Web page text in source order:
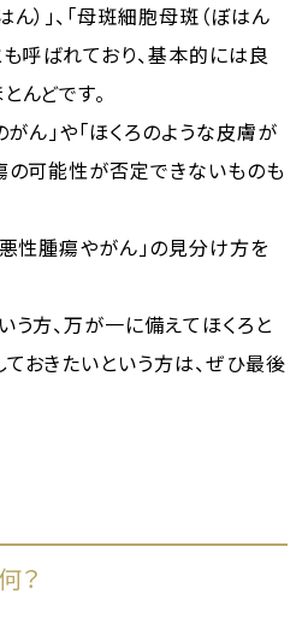
）」、「母斑細胞母斑（ぼはん
も呼ばれており、基本的には良
んどです。
がん」や「ほくろのような皮膚が
の可能性が否定できないものも
悪性腫瘍やがん」の見分け方を
う方、万が一に備えてほくろと
おきたいという方は、ぜひ最後
？